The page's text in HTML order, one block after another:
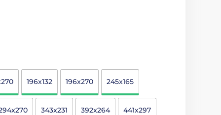
196x132 196x270 245x165
343x231 392x264 441x297